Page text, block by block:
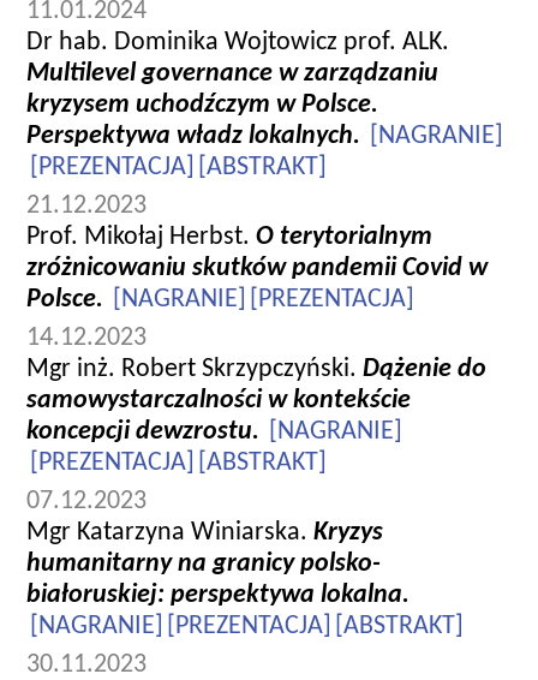
11.01.2024
Dr hab. Dominika Wojtowicz prof. ALK.
Multilevel governance w zarządzaniu
kryzysem uchodźczym w Polsce.
Perspektywa władz lokalnych.
[NAGRANIE]
[PREZENTACJA]
[ABSTRAKT]
21.12.2023
Prof. Mikołaj Herbst. O terytorialnym
zróżnicowaniu skutków pandemii Covid w
Polsce.
[NAGRANIE]
[PREZENTACJA]
14.12.2023
Mgr inż. Robert Skrzypczyński. Dążenie do
samowystarczalności w kontekście
koncepcji dewzrostu.
[NAGRANIE]
[PREZENTACJA]
[ABSTRAKT]
07.12.2023
Mgr Katarzyna Winiarska. Kryzys
humanitarny na granicy polsko-
białoruskiej: perspektywa lokalna.
[NAGRANIE]
[PREZENTACJA]
[ABSTRAKT]
30.11.2023